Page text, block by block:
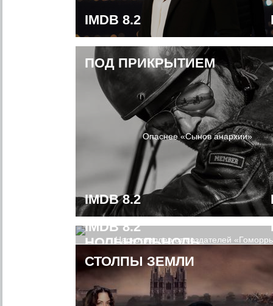
IMDB 8.2
ПОД ПРИКРЫТИЕМ
Опаснее «Сынов анархии»
IMDB 8.2
НОЛЬНОЛЬНОЛЬ
Наркотриллер от создателей
IMDB 8.2
СТОЛПЫ ЗЕМЛИ